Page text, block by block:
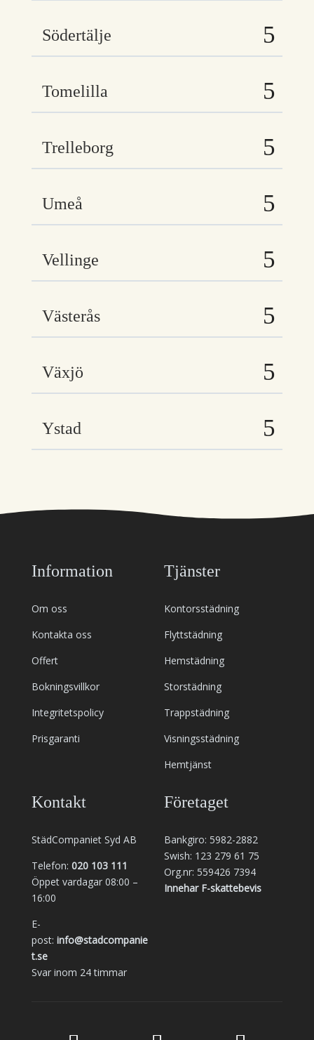
Södertälje
Tomelilla
Trelleborg
Umeå
Vellinge
Västerås
Växjö
Ystad
Information
Om oss
Kontakta oss
Offert
Bokningsvillkor
Integritetspolicy
Prisgaranti
Tjänster
Kontorsstädning
Flyttstädning
Hemstädning
Storstädning
Trappstädning
Visningsstädning
Hemtjänst
Kontakt
StädCompaniet Syd AB
Telefon: 020 103 111
Öppet vardagar 08:00 –
16:00
E-
post: info@stadcompanie
t.se
Svar inom 24 timmar
Företaget
Bankgiro: 5982-2882
Swish: 123 279 61 75
Org.nr: 559426 7394
Innehar F-skattebevis